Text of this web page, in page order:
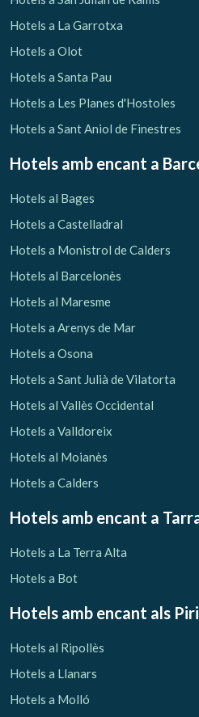
Gestionar la
Verificar
Hotels a La Garrotxa
Hotels a Olot
Hotels a Santa Pau
Hotels a Les Planes d'Hostoles
Hotels a Sant Aniol de Finestres
Hotels amb encant a
Hotels al Bages
Hotels a Castelladral
Hotels a Monistrol de Calders
Hotels al Barcelonès
Hotels al Maresme
Hotels a Arenys de Mar
Hotels a Osona
Hotels a Sant Julià de Vilatorta
Hotels al Vallès Occidental
Hotels a Valldoreix
Hotels al Moianès
Hotels a Calders
Hotels amb encant a
Hotels a La Terra Alta
Hotels a Bot
Hotels amb encant als
Hotels al Ripollès
Hotels a Llanars
Hotels a Molló